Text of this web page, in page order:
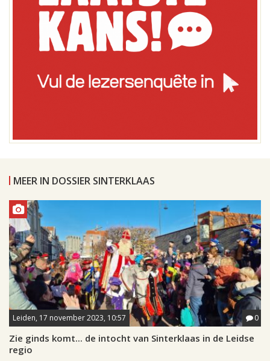
MEER IN DOSSIER SINTERKLAAS
Leiden, 17 november 2023, 10:57 0
Zie ginds komt... de intocht van Sinterklaas in de Leidse
regio